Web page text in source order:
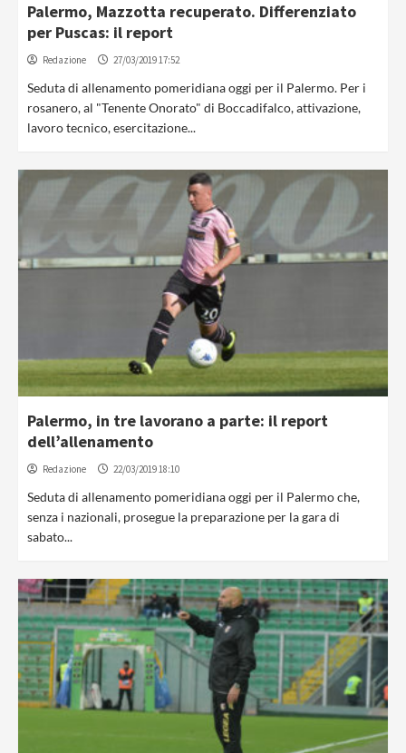
Palermo, Mazzotta recuperato. Differenziato
per Puscas: il report
Redazione 27/03/2019 17:52
Seduta di allenamento pomeridiana oggi per il Palermo. Per i
rosanero, al "Tenente Onorato" di Boccadifalco, attivazione,
lavoro tecnico, esercitazione...
Palermo, in tre lavorano a parte: il report
dell’allenamento
Redazione 22/03/2019 18:10
Seduta di allenamento pomeridiana oggi per il Palermo che,
senza i nazionali, prosegue la preparazione per la gara di
sabato...